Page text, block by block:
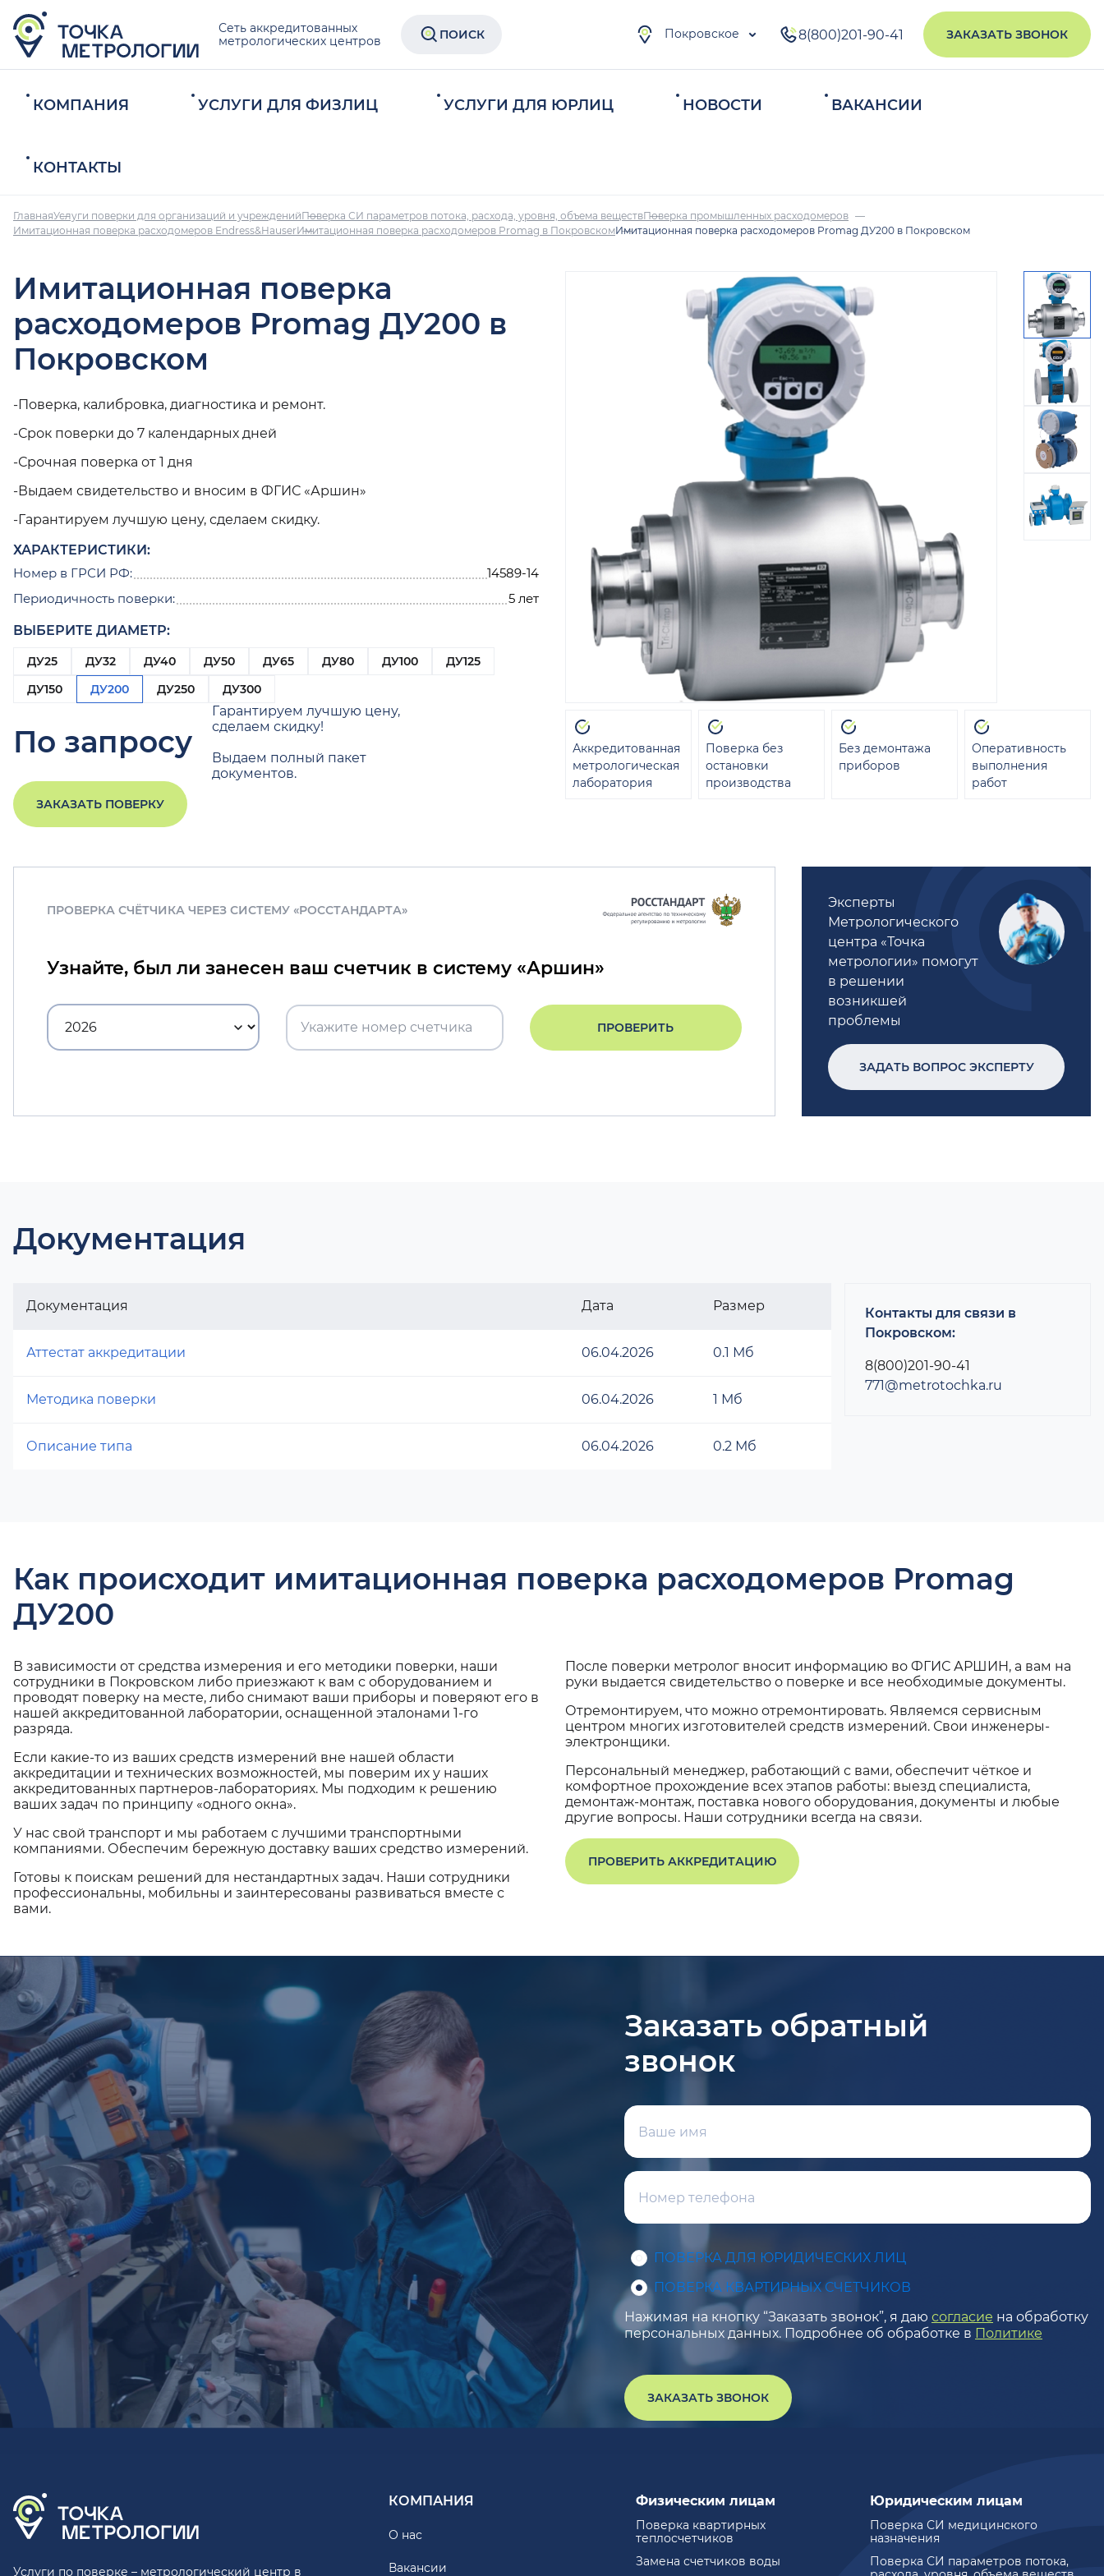
Сеть аккредитованных
метрологических центров
ПОИСК Покровское 8(800)201-90-41 ЗАКАЗАТЬ ЗВОНОК
КОМПАНИЯ УСЛУГИ ДЛЯ ФИЗЛИЦ УСЛУГИ ДЛЯ ЮРЛИЦ НОВОСТИ ВАКАНСИИ
КОНТАКТЫ
ГлавнаяУслуги поверки для организаций и учрежденийПоверка СИ параметров потока, расхода, уровня, объема веществПоверка промышленных расходомеров
Имитационная поверка расходомеров Endress&HauserИмитационная поверка расходомеров Promag в ПокровскомИмитационная поверка расходомеров Promag ДУ200 в Покровском
Имитационная поверка
расходомеров Promag ДУ200 в
Покровском
-Поверка, калибровка, диагностика и ремонт.
-Срок поверки до 7 календарных дней
-Срочная поверка от 1 дня
-Выдаем свидетельство и вносим в ФГИС «Аршин»
-Гарантируем лучшую цену, сделаем скидку.
ХАРАКТЕРИСТИКИ:
Номер в ГРСИ РФ:
14589-14
Периодичность поверки:
5 лет
ВЫБЕРИТЕ ДИАМЕТР:
ДУ25 ДУ32 ДУ40 ДУ50 ДУ65 ДУ80 ДУ100
ДУ125
ДУ150
ДУ200 ДУ250 ДУ300
По запросу
Гарантируем лучшую цену,
сделаем скидку!
Выдаем полный пакет
документов.
ЗАКАЗАТЬ ПОВЕРКУ
Аккредитованная
метрологическая
лаборатория
Поверка без
остановки
производства
Без демонтажа
приборов
Оперативность
выполнения
работ
ПРОВЕРКА СЧЁТЧИКА ЧЕРЕЗ СИСТЕМУ «РОССТАНДАРТА»
Узнайте, был ли занесен ваш счетчик в систему «Аршин»
ПРОВЕРИТЬ
Эксперты
Метрологического
центра «Точка
метрологии» помогут
в решении
возникшей
проблемы
ЗАДАТЬ ВОПРОС ЭКСПЕРТУ
Документация
Документация Дата Размер
Аттестат аккредитации 06.04.2026 0.1 Мб
Методика поверки 06.04.2026 1 Мб
Описание типа 06.04.2026 0.2 Мб
Контакты для связи в
Покровском:
8(800)201-90-41
771@metrotochka.ru
Как происходит имитационная поверка расходомеров Promag
ДУ200
В зависимости от средства измерения и его методики поверки, наши
сотрудники в Покровском либо приезжают к вам с оборудованием и
проводят поверку на месте, либо снимают ваши приборы и поверяют его в
нашей аккредитованной лаборатории, оснащенной эталонами 1-го
разряда.
Если какие-то из ваших средств измерений вне нашей области
аккредитации и технических возможностей, мы поверим их у наших
аккредитованных партнеров-лабораториях. Мы подходим к решению
ваших задач по принципу «одного окна».
У нас свой транспорт и мы работаем с лучшими транспортными
компаниями. Обеспечим бережную доставку ваших средство измерений.
Готовы к поискам решений для нестандартных задач. Наши сотрудники
профессиональны, мобильны и заинтересованы развиваться вместе с
вами.
После поверки метролог вносит информацию во ФГИС АРШИН, а вам на
руки выдается свидетельство о поверке и все необходимые документы.
Отремонтируем, что можно отремонтировать. Являемся сервисным
центром многих изготовителей средств измерений. Свои инженеры-
электронщики.
Персональный менеджер, работающий с вами, обеспечит чёткое и
комфортное прохождение всех этапов работы: выезд специалиста,
демонтаж-монтаж, поставка нового оборудования, документы и любые
другие вопросы. Наши сотрудники всегда на связи.
ПРОВЕРИТЬ АККРЕДИТАЦИЮ
Заказать обратный
звонок
ПОВЕРКА ДЛЯ ЮРИДИЧЕСКИХ ЛИЦ
ПОВЕРКА КВАРТИРНЫХ СЧЕТЧИКОВ
Нажимая на кнопку “Заказать звонок”, я даю согласие на обработку
персональных данных. Подробнее об обработке в Политике
ЗАКАЗАТЬ ЗВОНОК
Услуги по поверке – метрологический центр в
КОМПАНИЯ
О нас
Вакансии
Физическим лицам
Поверка квартирных
теплосчетчиков
Замена счетчиков воды
Юридическим лицам
Поверка СИ медицинского
назначения
Поверка СИ параметров потока,